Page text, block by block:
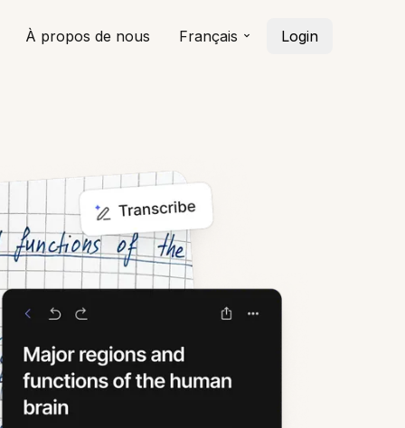
À propos de nous Français Login